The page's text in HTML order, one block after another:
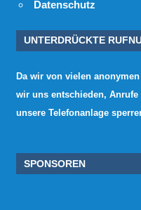
Datenschutz
UNTERDRÜCKTE
Da wir von vielen
wir uns entschieden,
unsere Telefonanlage
SPONSOREN